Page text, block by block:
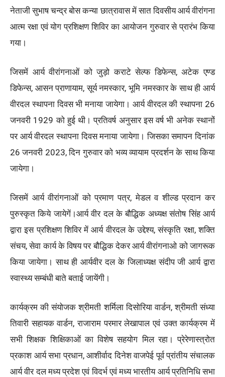
नेताजी सुभाष चन्द्र बोस कन्या छात्रावास में सात दिवसीय आर्य वीरांगना
आत्म रक्षा एवं योग प्रशिक्षण शिविर का आयोजन गुरुवार से प्रारंभ किया
गया।
जिसमें आर्य वीरांगनाओं को जुड़ो कराटे सेल्फ डिफेन्स, अटेक एण्ड
डिफेन्स, आसन प्राणायाम, सूर्य नमस्कार, भूमि नमस्कार के साथ ही आर्य
वीरदल स्थापना दिवस भी मनाया जायेगा। आर्य वीरदल की स्थापना 26
जनवरी 1929 को हुई थी। प्रतिवर्ष अनुसार इस वर्ष भी अनेक स्थानों
पर आर्य वीरदल स्थापना दिवस मनाया जायेगा। जिसका समापन दिनांक
26 जनवरी 2023, दिन गुरुवार को भव्य व्यायाम प्रदर्शन के साथ किया
जायेगा।
जिसमें आर्य वीरांगनाओं को प्रमाण पत्र, मेडल व शील्ड प्रदान कर
पुरुस्कृत किये जायेगें।आर्य वीर दल के बौद्धिक अध्यक्ष संतोष सिंह आर्य
द्वारा इस प्रशिक्षण शिविर में आर्य वीरदल के उद्देश्य, संस्कृति रक्षा, शक्ति
संचय, सेवा कार्य के विषय पर बौद्धिक देकर आर्य वीरांगनाओ को जागरूक
किया जायेगा। साथ ही आर्यवीर दल के जिलाध्यक्ष संदीप जी आर्य द्वारा
स्वास्थ्य सम्बंधी बाते बताई जायेंगी।
कार्यक्रम की संयोजक श्रीमती शर्मिला दिसोरिया वार्डन, श्रीमती संध्या
तिवारी सहायक वार्डन, राजाराम परमार लेखापाल एवं उक्त कार्यक्रम में
सभी शिक्षक शिक्षिकाओं का विशेष सहयोग मिल रहा। प्रेरेणास्त्रोत
प्रकाश आर्य सभा प्रधान, आशीर्वाद दिनेश वाजपेई पूर्व प्रांतीय संचालक
आर्य वीर दल मध्य प्रदेश एवं विदर्भ एवं मध्य भारतीय आर्य प्रतिनिधि सभा